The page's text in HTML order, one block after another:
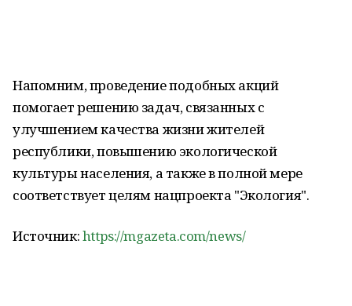
Напомним, проведение подобных акций
помогает решению задач, связанных с
улучшением качества жизни жителей
республики, повышению экологической
культуры населения, а также в полной мере
соответствует целям нацпроекта "Экология".
Источник:https://mgazeta.com/news/